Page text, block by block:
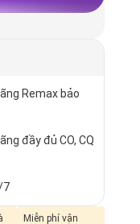
Remax bảo
đầy đủ CO, CQ
7
Miễn phí vận